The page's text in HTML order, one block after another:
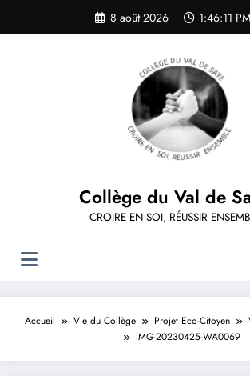
contenu
8 août 2026 1:46:11 PM
Collège du Val de
CROIRE EN SOI, RÉUSSIR
Accueil Vie du Collège Projet Eco-Citoyen
IMG-20230425-WA0069